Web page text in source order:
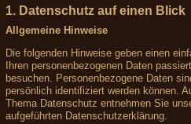
1. Datenschutz auf einen Blick
Allgemeine Hinweise
Die folgenden Hinweise geben einen
Ihren personenbezogenen Daten
besuchen. Personenbezogene Daten
persönlich identifiziert werden können.
Thema Datenschutz entnehmen Sie
aufgeführten Datenschutzerklärung.